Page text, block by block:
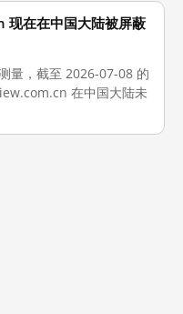
在在中国大陆被屏蔽
量，截至 2026-07-08 的
在中国大陆未